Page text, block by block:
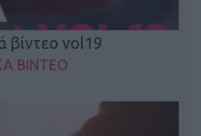
βίντεο vol19
ΒΙΝΤΕΟ